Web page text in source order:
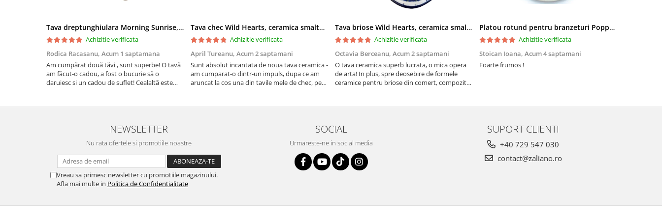
Tava dreptunghiulara Morning Sunrise, ceramica smaltuita, pictata manual, 27,0 X 32, 5 cm
Achizitie verificata
Rodica Racasanu, Acum 1 saptamana
Am cumpărat două tăvi , sunt superbe! O tavă
am făcut-o cadou, a fost o bucurie să o
daruiesc si un cadou de suflet! Cealaltă este
Tava chec Wild Hearts, ceramica smaltuita, pictata manual, 31,0 X 12,0 cm
Achizitie verificata
April Tureanu, Acum 2 saptamani
Sunt absolut incantata de noua tava ceramica -
am cumparat-o dintr-un impuls, dupa ce am
aruncat la cos una din tavile mele de chec, pe
plus este tare frumoasa, o ...
Tava briose Wild Hearts, ceramica smaltuita, pictata manual, 29,0 x 20.0 cm
Achizitie verificata
Octavia Berceanu, Acum 2 saptamani
O tava ceramica superb lucrata, o mica opera
de arta! In plus, spre deosebire de formele
ceramice pentru briose din comert, compozitia
Platou rotund pentru branzeturi Poppy Rain, ceramica smaltuita, pictat manual, 16,1 cm
Achizitie verificata
Stoican Ioana, Acum 4 saptamani
Foarte frumos !
NEWSLETTER
Nu rata ofertele si promotiile noastre
Vreau sa primesc newsletter cu promotiile magazinului.
Afla mai multe in Politica de Confidentialitate
SOCIAL
Urmareste-ne in social media
SUPORT CLIENTI
+40 729 547 030
contact@zaliano.ro